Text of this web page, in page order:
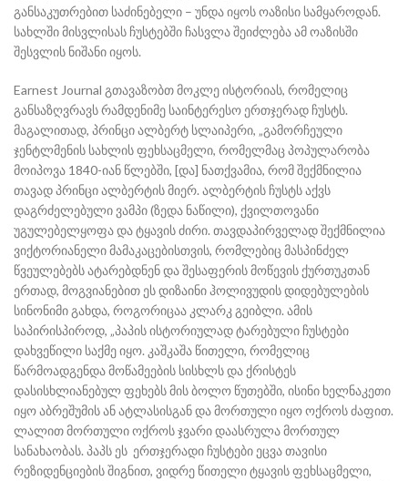
განსაკუთრებით საძინებელი – უნდა იყოს ოაზისი სამყაროდან.
სახლში მისვლისას ჩუსტებში ჩასვლა შეიძლება ამ ოაზისში
შესვლის ნიშანი იყოს.
Earnest Journal გთავაზობთ მოკლე ისტორიას, რომელიც
განსაზღვრავს რამდენიმე საინტერესო ერთჯერად ჩუსტს.
მაგალითად, პრინცი ალბერტ სლაიპერი, „გამორჩეული
ჯენტლმენის სახლის ფეხსაცმელი, რომელმაც პოპულარობა
მოიპოვა 1840-იან წლებში, [და] ნათქვამია, რომ შექმნილია
თავად პრინცი ალბერტის მიერ. ალბერტის ჩუსტს აქვს
დაგრძელებული ვამპი (ზედა ნაწილი), ქვილთოვანი
უგულებელყოფა და ტყავის ძირი. თავდაპირველად შექმნილია
ვიქტორიანელი მამაკაცებისთვის, რომლებიც მასპინძელ
წვეულებებს ატარებდნენ და შესაფერის მოწევის ქურთუკთან
ერთად, მოგვიანებით ეს დიზაინი ჰოლივუდის დიდებულების
სინონიმი გახდა, როგორიცაა კლარკ გეიბლი. ამის
საპირისპიროდ, „პაპის ისტორიულად ტარებული ჩუსტები
დახვეწილი საქმე იყო. კაშკაშა წითელი, რომელიც
წარმოადგენდა მოწამეების სისხლს და ქრისტეს
დასისხლიანებულ ფეხებს მის ბოლო წუთებში, ისინი ხელნაკეთი
იყო აბრეშუმის ან ატლასისგან და მორთული იყო ოქროს ძაფით.
ლალით მორთული ოქროს ჯვარი დაასრულა მორთულ
სანახაობას. პაპს ეს ერთჯერადი ჩუსტები ეცვა თავისი
რეზიდენციების შიგნით, ვიდრე წითელი ტყავის ფეხსაცმელი,